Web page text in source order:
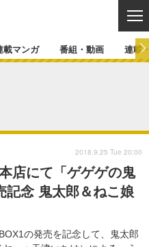
マンガ
イベント
新帝スタ
カバー
連載一覧
ラジオ
載マンガ 番組・動画 連載
店にて「ゲゲゲの鬼
記念 鬼太郎＆ねこ娘
の発売を記念して、鬼太郎
2018.9.25 Tue 20:00